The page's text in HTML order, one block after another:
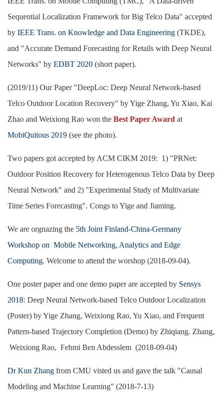
Sequential Localization Framework for Big Telco Data" accepted
by IEEE Trans. on Knowledge and Data Engineering (TKDE),
and "Accurate Demand Forecasting for Retails with Deep Neural
Networks" by EDBT 2020 (short paper).
(2019/11) Our Paper "DeepLoc: Deep Neural Network-based
Telco Outdoor Location Recovery" by Yige Zhang, Yu Xiao, Kai
Zhao and Weixiong Rao won the Best Paper Award at
MobiQuitous 2019 (see the photo).
Two papers got accepted by ACM CIKM 2019: 1) "PRNet:
Outdoor Position Recovery for Heterogenous Telco Data by Deep
Neural Network" and 2) "Experimental Study of Multivariate
Time Series Forecasting". Congs to Yige and Jiaming.
We are orgnazing the 5th Joint Finland-China-Germany
Workshop on Mobile Networking, Analytics and Edge
Computing. Welcome to attend the worshop (2018-09-04).
One poster paper and one demo paper are accepted by Sensys
2018: Deep Neural Network-based Telco Outdoor Localization
(Poster) by Yige Zhang, Weixiong Rao, Yu Xiao, and Frequent
Pattern-based Trajectory Completion (Demo) by Zhiqiang. Zhang,
Weixiong Rao, Fehmi Ben Abdesslem (2018-09-04)
Dr Kun Zhang from CMU visted us and gave the talk "Causal
Modeling and Machine Learning" (2018-7-13)